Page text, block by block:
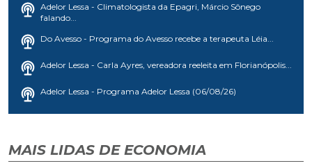
Adelor Lessa - Climatologista da Epagri, Márcio Sônego
falando...
Do Avesso - Programa do Avesso recebe a terapeuta Léia...
Adelor Lessa - Carla Ayres, vereadora reeleita em Florianópolis...
Adelor Lessa - Programa Adelor Lessa (06/08/26)
MAIS LIDAS DE ECONOMIA